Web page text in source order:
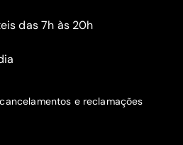
das 7h às 20h
e reclamações